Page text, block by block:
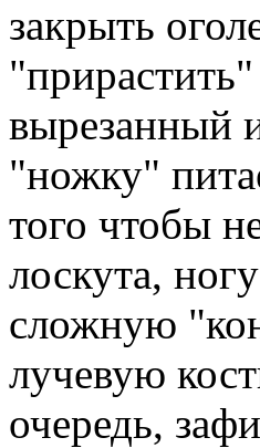
закрыть
вырезанный
"ножку"
того чтобы
лоскута,
сложную
лучевую
очередь,